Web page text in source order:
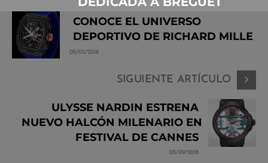
CONOCE EL UNIVERSO
DEPORTIVO DE RICHARD MILLE
05/03/2018
SIGUIENTE ARTÍCULO
ULYSSE NARDIN ESTRENA
NUEVO HALCÓN MILENARIO EN
FESTIVAL DE CANNES
05/09/2018